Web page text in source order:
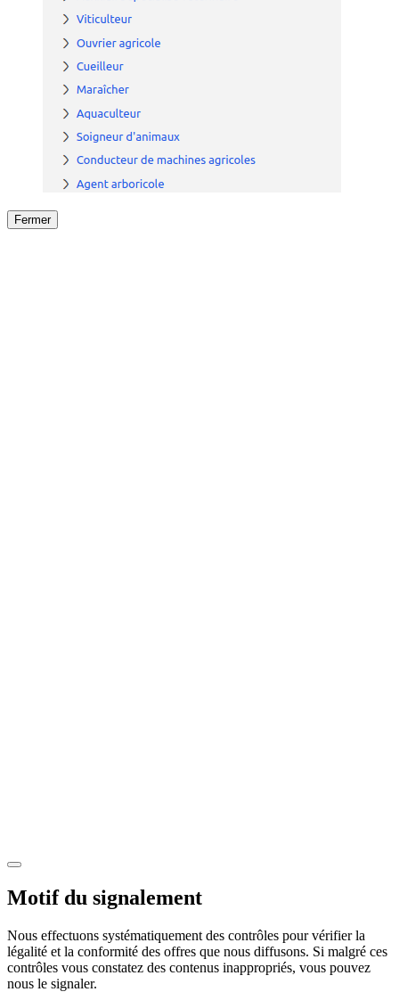
Fermer
Motif du signalement
Nous effectuons systématiquement des contrôles pour vérifier la
légalité et la conformité des offres que nous diffusons. Si malgré ces
contrôles vous constatez des contenus inappropriés, vous pouvez
nous le signaler.